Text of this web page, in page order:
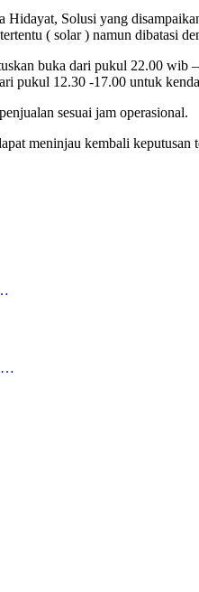
Solusi yang
( solar ) namun dibatasi
buka dari pukul 22.00 wib
pukul 12.30 -17.00 untuk
sesuai jam operasional.
meninjau kembali